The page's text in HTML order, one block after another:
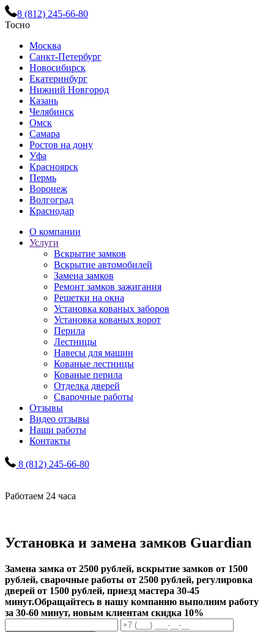
8 (812) 245-66-80
Тосно
Москва
Санкт-Петербург
Новосибирск
Екатеринбург
Нижний Новгород
Казань
Челябинск
Омск
Самара
Ростов на дону
Уфа
Красноярск
Пермь
Воронеж
Волгоград
Краснодар
О компании
Услуги
Вскрытие замков
Вскрытие автомобилей
Замена замков
Ремонт замков зажигания
Решетки на окна
Установка кованых заборов
Установка кованых ворот
Перила
Лестницы
Навесы для машин
Кованые лестницы
Кованые перила
Отделка дверей
Сварочные работы
Отзывы
Видео отзывы
Наши работы
Контакты
8 (812) 245-66-80
Работаем 24 часа
Установка и замена замков Guardian
Замена замка от 2500 рублей, вскрытие замков от 1500
рублей, сварочные работы от 2500 рублей, регулировка
дверей от 1500 рублей, приезд мастера 30-45
минут.Обращайтесь в нашу компанию выполним работу
за 30-60 минут, новым клиентам скидка 10%